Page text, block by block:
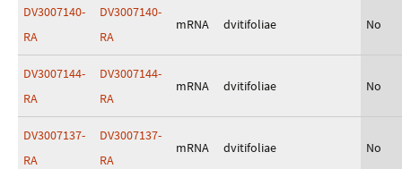
DV3007140-
RA
DV3007140-
RA
mRNA dvitifoliae No
DV3007144-
RA
DV3007144-
RA
mRNA dvitifoliae No
DV3007137-
RA
DV3007137-
RA
mRNA dvitifoliae No